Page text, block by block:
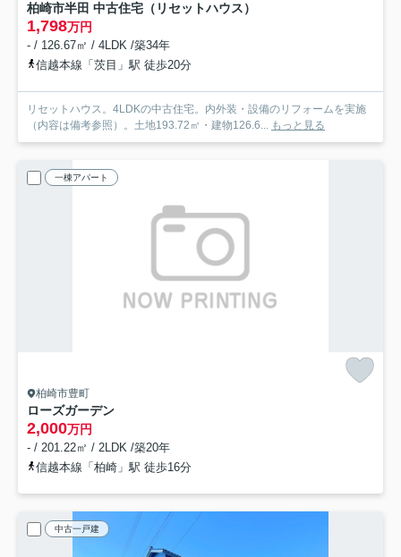
柏崎市半田 中古住宅（リセットハウス）
1,798万円
- / 126.67㎡ / 4LDK /築34年
信越本線「茨目」駅 徒歩20分
リセットハウス。4LDKの中古住宅。内外装・設備のリフォームを実施
（内容は備考参照）。土地193.72㎡・建物126.6... もっと見る
一棟アパート
柏崎市豊町
ローズガーデン
2,000万円
- / 201.22㎡ / 2LDK /築20年
信越本線「柏崎」駅 徒歩16分
中古一戸建